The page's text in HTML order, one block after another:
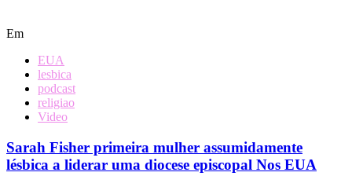
Em
EUA
lesbica
podcast
religiao
Video
Sarah Fisher primeira mulher assumidamente
lésbica a liderar uma diocese episcopal Nos EUA